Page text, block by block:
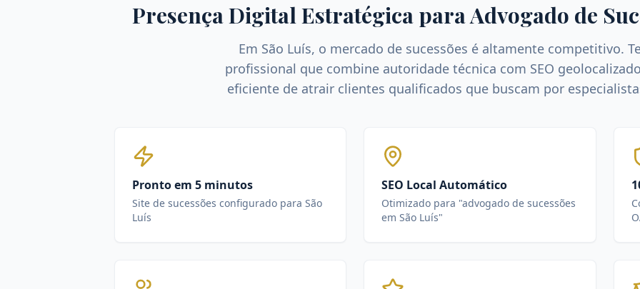
Presença Digital Estratégica paraAdvogado de
Em São Luís, o mercado de sucessões é altamente competitivo.
profissional que combine autoridade técnica com SEO
eficiente de atrair clientes qualificados que buscam por
Pronto em 5 minutos
Site de sucessões configurado para São
Luís
SEO Local Automático
Otimizado para "advogado de sucessões
em São Luís"